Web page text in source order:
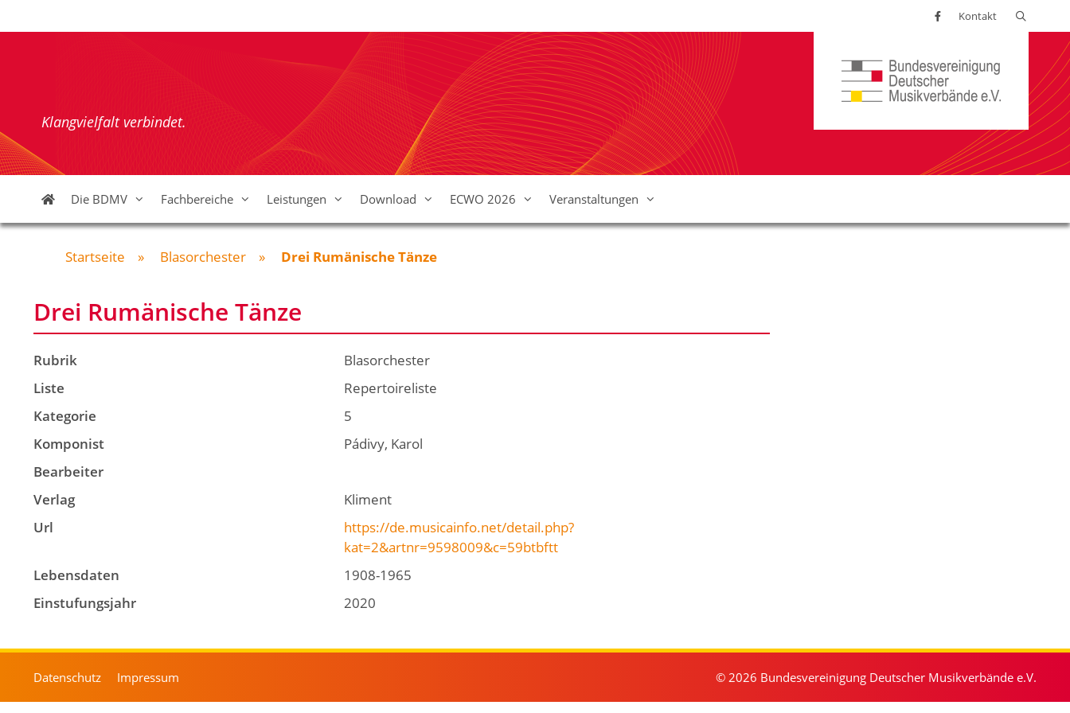
Inhalt
Kontakt
Klangvielfalt verbindet.
Die BDMV Fachbereiche Leistungen Download ECWO 2026 Veranstaltungen
Startseite » Blasorchester » Drei Rumänische Tänze
Drei Rumänische Tänze
Rubrik
Blasorchester
Liste
Repertoireliste
Kategorie
5
Komponist
Pádivy, Karol
Bearbeiter
Verlag
Kliment
Url
https://de.musicainfo.net/detail.php?
kat=2&artnr=9598009&c=59btbftt
Lebensdaten
1908-1965
Einstufungsjahr
2020
Datenschutz Impressum © 2026 Bundesvereinigung Deutscher Musikverbände e.V.